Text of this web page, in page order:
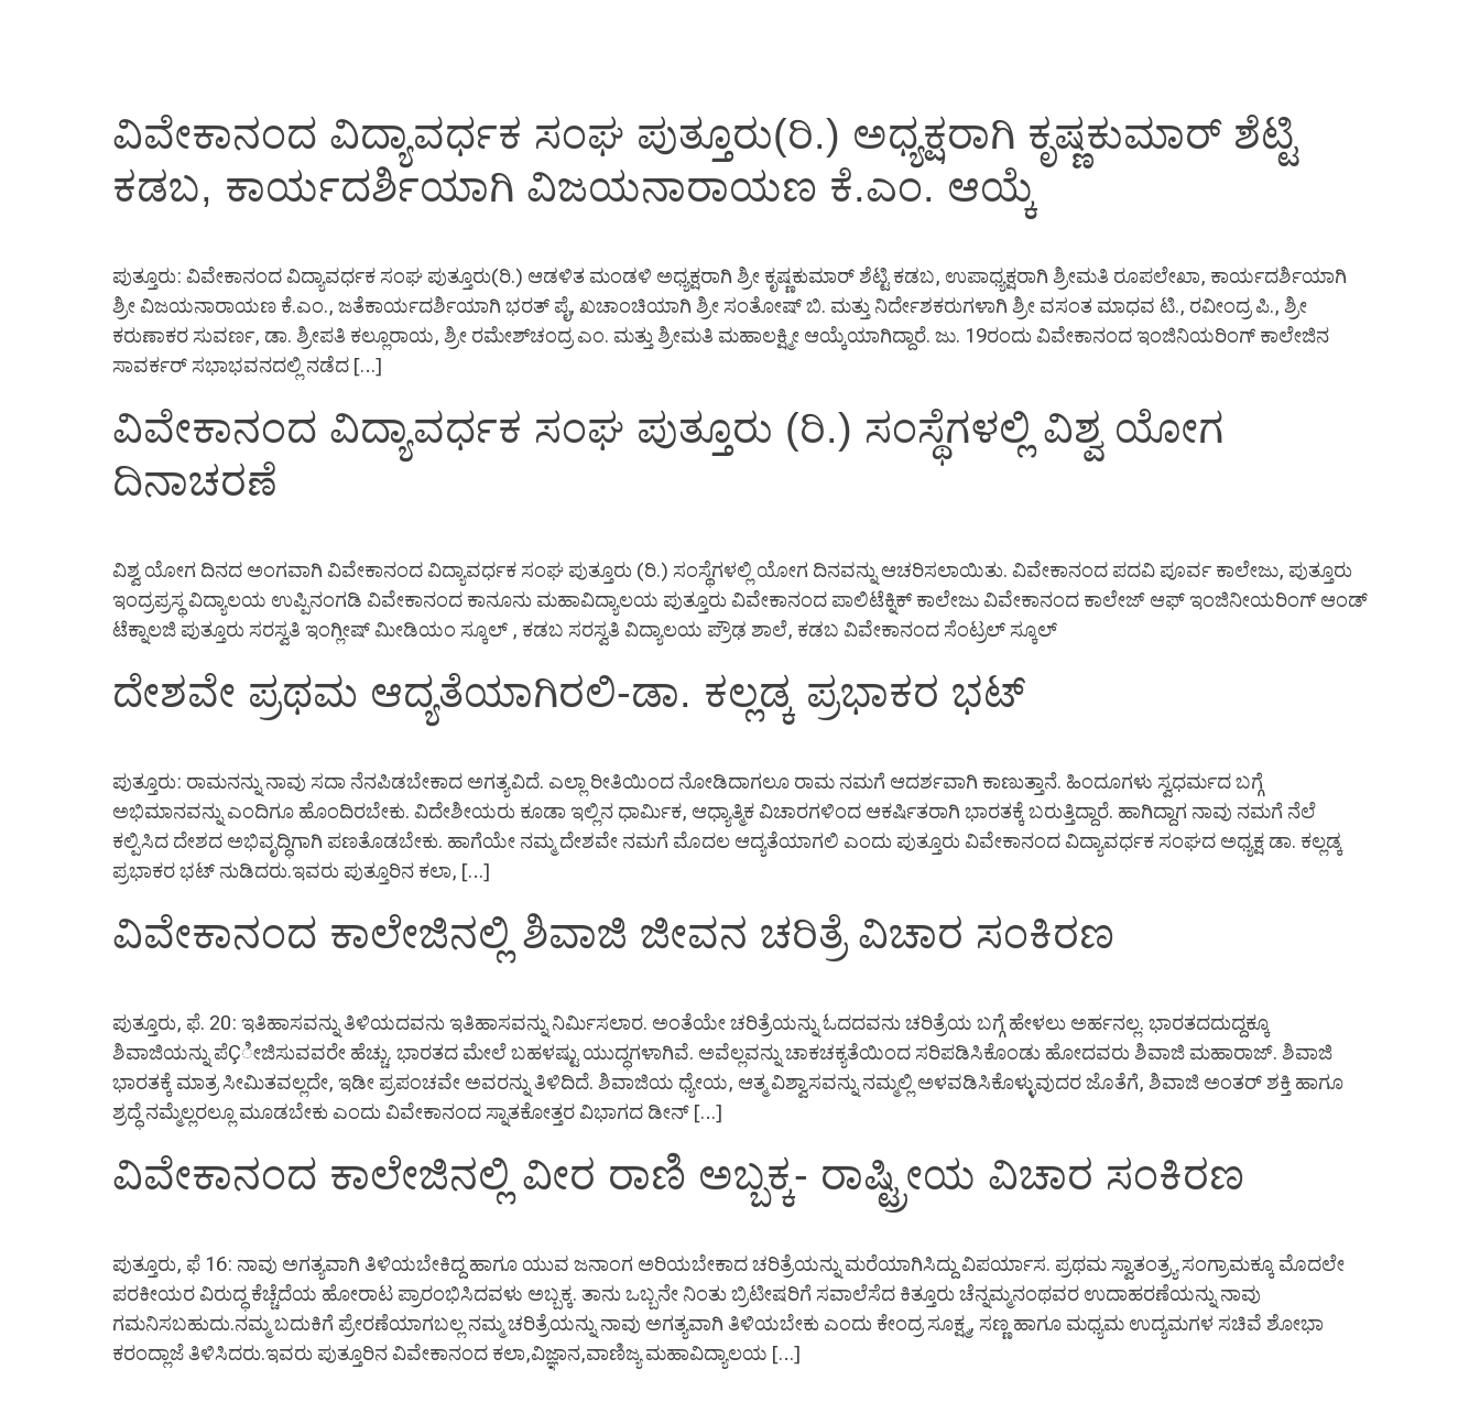
ವಿವೇಕಾನಂದ ವಿದ್ಯಾವರ್ಧಕ ಸಂಘ ಪುತ್ತೂರು(ರಿ.) ಅಧ್ಯಕ್ಷರಾಗಿ ಕೃಷ್ಣಕುಮಾರ್ ಶೆಟ್ಟಿ
ಕಡಬ, ಕಾರ್ಯದರ್ಶಿಯಾಗಿ ವಿಜಯನಾರಾಯಣ ಕೆ.ಎಂ. ಆಯ್ಕೆ
ಪುತ್ತೂರು: ವಿವೇಕಾನಂದ ವಿದ್ಯಾವರ್ಧಕ ಸಂಘ ಪುತ್ತೂರು(ರಿ.) ಆಡಳಿತ ಮಂಡಳಿ ಅಧ್ಯಕ್ಷರಾಗಿ ಶ್ರೀ ಕೃಷ್ಣಕುಮಾರ್ ಶೆಟ್ಟಿ ಕಡಬ, ಉಪಾಧ್ಯಕ್ಷರಾಗಿ ಶ್ರೀಮತಿ ರೂಪಲೇಖಾ, ಕಾರ್ಯದರ್ಶಿಯಾಗಿ
ಶ್ರೀ ವಿಜಯನಾರಾಯಣ ಕೆ.ಎಂ., ಜತೆಕಾರ್ಯದರ್ಶಿಯಾಗಿ ಭರತ್ ಪೈ, ಖಚಾಂಚಿಯಾಗಿ ಶ್ರೀ ಸಂತೋಷ್ ಬಿ. ಮತ್ತು ನಿರ್ದೇಶಕರುಗಳಾಗಿ ಶ್ರೀ ವಸಂತ ಮಾಧವ ಟಿ., ರವೀಂದ್ರ ಪಿ., ಶ್ರೀ
ಕರುಣಾಕರ ಸುವರ್ಣ, ಡಾ. ಶ್ರೀಪತಿ ಕಲ್ಲೂರಾಯ, ಶ್ರೀ ರಮೇಶ್‍ಚಂದ್ರ ಎಂ. ಮತ್ತು ಶ್ರೀಮತಿ ಮಹಾಲಕ್ಷ್ಮೀ ಆಯ್ಕೆಯಾಗಿದ್ದಾರೆ. ಜು. 19ರಂದು ವಿವೇಕಾನಂದ ಇಂಜಿನಿಯರಿಂಗ್ ಕಾಲೇಜಿನ
ಸಾವರ್ಕರ್ ಸಭಾಭವನದಲ್ಲಿ ನಡೆದ […]
ವಿವೇಕಾನಂದ ವಿದ್ಯಾವರ್ಧಕ ಸಂಘ ಪುತ್ತೂರು (ರಿ.) ಸಂಸ್ಥೆಗಳಲ್ಲಿ ವಿಶ್ವ ಯೋಗ
ದಿನಾಚರಣೆ
ವಿಶ್ವ ಯೋಗ ದಿನದ ಅಂಗವಾಗಿ ವಿವೇಕಾನಂದ ವಿದ್ಯಾವರ್ಧಕ ಸಂಘ ಪುತ್ತೂರು (ರಿ.) ಸಂಸ್ಥೆಗಳಲ್ಲಿ ಯೋಗ ದಿನವನ್ನು ಆಚರಿಸಲಾಯಿತು. ವಿವೇಕಾನಂದ ಪದವಿ ಪೂರ್ವ ಕಾಲೇಜು, ಪುತ್ತೂರು
ಇಂದ್ರಪ್ರಸ್ಥ ವಿದ್ಯಾಲಯ ಉಪ್ಪಿನಂಗಡಿ ವಿವೇಕಾನಂದ ಕಾನೂನು ಮಹಾವಿದ್ಯಾಲಯ ಪುತ್ತೂರು ವಿವೇಕಾನಂದ ಪಾಲಿಟೆಕ್ನಿಕ್ ಕಾಲೇಜು ವಿವೇಕಾನಂದ ಕಾಲೇಜ್ ಆಫ್ ಇಂಜಿನೀಯರಿಂಗ್ ಆಂಡ್
ಟೆಕ್ನಾಲಜಿ ಪುತ್ತೂರು ಸರಸ್ವತಿ ಇಂಗ್ಲೀಷ್ ಮೀಡಿಯಂ ಸ್ಕೂಲ್ , ಕಡಬ ಸರಸ್ವತಿ ವಿದ್ಯಾಲಯ ಪ್ರೌಢ ಶಾಲೆ, ಕಡಬ ವಿವೇಕಾನಂದ ಸೆಂಟ್ರಲ್ ಸ್ಕೂಲ್
ದೇಶವೇ ಪ್ರಥಮ ಆದ್ಯತೆಯಾಗಿರಲಿ-ಡಾ. ಕಲ್ಲಡ್ಕ ಪ್ರಭಾಕರ ಭಟ್
ಪುತ್ತೂರು: ರಾಮನನ್ನು ನಾವು ಸದಾ ನೆನಪಿಡಬೇಕಾದ ಅಗತ್ಯವಿದೆ. ಎಲ್ಲಾ ರೀತಿಯಿಂದ ನೋಡಿದಾಗಲೂ ರಾಮ ನಮಗೆ ಆದರ್ಶವಾಗಿ ಕಾಣುತ್ತಾನೆ. ಹಿಂದೂಗಳು ಸ್ವಧರ್ಮದ ಬಗ್ಗೆ
ಅಭಿಮಾನವನ್ನು ಎಂದಿಗೂ ಹೊಂದಿರಬೇಕು. ವಿದೇಶೀಯರು ಕೂಡಾ ಇಲ್ಲಿನ ಧಾರ್ಮಿಕ, ಆಧ್ಯಾತ್ಮಿಕ ವಿಚಾರಗಳಿಂದ ಆಕರ್ಷಿತರಾಗಿ ಭಾರತಕ್ಕೆ ಬರುತ್ತಿದ್ದಾರೆ. ಹಾಗಿದ್ದಾಗ ನಾವು ನಮಗೆ ನೆಲೆ
ಕಲ್ಪಿಸಿದ ದೇಶದ ಅಭಿವೃದ್ಧಿಗಾಗಿ ಪಣತೊಡಬೇಕು. ಹಾಗೆಯೇ ನಮ್ಮ ದೇಶವೇ ನಮಗೆ ಮೊದಲ ಆದ್ಯತೆಯಾಗಲಿ ಎಂದು ಪುತ್ತೂರು ವಿವೇಕಾನಂದ ವಿದ್ಯಾವರ್ಧಕ ಸಂಘದ ಅಧ್ಯಕ್ಷ ಡಾ. ಕಲ್ಲಡ್ಕ
ಪ್ರಭಾಕರ ಭಟ್ ನುಡಿದರು.ಇವರು ಪುತ್ತೂರಿನ ಕಲಾ, […]
ವಿವೇಕಾನಂದ ಕಾಲೇಜಿನಲ್ಲಿ ಶಿವಾಜಿ ಜೀವನ ಚರಿತ್ರೆ ವಿಚಾರ ಸಂಕಿರಣ
ಪುತ್ತೂರು, ಫೆ. 20: ಇತಿಹಾಸವನ್ನು ತಿಳಿಯದವನು ಇತಿಹಾಸವನ್ನು ನಿರ್ಮಿಸಲಾರ. ಅಂತೆಯೇ ಚರಿತ್ರೆಯನ್ನು ಓದದವನು ಚರಿತ್ರೆಯ ಬಗ್ಗೆ ಹೇಳಲು ಅರ್ಹನಲ್ಲ. ಭಾರತದದುದ್ದಕ್ಕೂ
ಶಿವಾಜಿಯನ್ನು ಪೆÇೀಜಿಸುವವರೇ ಹೆಚ್ಚು. ಭಾರತದ ಮೇಲೆ ಬಹಳಷ್ಟು ಯುದ್ಧಗಳಾಗಿವೆ. ಅವೆಲ್ಲವನ್ನು ಚಾಕಚಕ್ಯತೆಯಿಂದ ಸರಿಪಡಿಸಿಕೊಂಡು ಹೋದವರು ಶಿವಾಜಿ ಮಹಾರಾಜ್. ಶಿವಾಜಿ
ಭಾರತಕ್ಕೆ ಮಾತ್ರ ಸೀಮಿತವಲ್ಲದೇ, ಇಡೀ ಪ್ರಪಂಚವೇ ಅವರನ್ನು ತಿಳಿದಿದೆ. ಶಿವಾಜಿಯ ಧ್ಯೇಯ, ಆತ್ಮ ವಿಶ್ವಾಸವನ್ನು ನಮ್ಮಲ್ಲಿ ಅಳವಡಿಸಿಕೊಳ್ಳುವುದರ ಜೊತೆಗೆ, ಶಿವಾಜಿ ಅಂತರ್ ಶಕ್ತಿ ಹಾಗೂ
ಶ್ರದ್ಧೆ ನಮ್ಮೆಲ್ಲರಲ್ಲೂ ಮೂಡಬೇಕು ಎಂದು ವಿವೇಕಾನಂದ ಸ್ನಾತಕೋತ್ತರ ವಿಭಾಗದ ಡೀನ್ […]
ವಿವೇಕಾನಂದ ಕಾಲೇಜಿನಲ್ಲಿ ವೀರ ರಾಣಿ ಅಬ್ಬಕ್ಕ- ರಾಷ್ಟ್ರೀಯ ವಿಚಾರ ಸಂಕಿರಣ
ಪುತ್ತೂರು, ಫೆ 16: ನಾವು ಅಗತ್ಯವಾಗಿ ತಿಳಿಯಬೇಕಿದ್ದ ಹಾಗೂ ಯುವ ಜನಾಂಗ ಅರಿಯಬೇಕಾದ ಚರಿತ್ರೆಯನ್ನು ಮರೆಯಾಗಿಸಿದ್ದು ವಿಪರ್ಯಾಸ. ಪ್ರಥಮ ಸ್ವಾತಂತ್ರ್ಯ ಸಂಗ್ರಾಮಕ್ಕೂ ಮೊದಲೇ
ಪರಕೀಯರ ವಿರುದ್ಧ ಕೆಚ್ಚೆದೆಯ ಹೋರಾಟ ಪ್ರಾರಂಭಿಸಿದವಳು ಅಬ್ಬಕ್ಕ. ತಾನು ಒಬ್ಬನೇ ನಿಂತು ಬ್ರಿಟೀಷರಿಗೆ ಸವಾಲೆಸೆದ ಕಿತ್ತೂರು ಚೆನ್ನಮ್ಮನಂಥವರ ಉದಾಹರಣೆಯನ್ನು ನಾವು
ಗಮನಿಸಬಹುದು.ನಮ್ಮ ಬದುಕಿಗೆ ಪ್ರೇರಣೆಯಾಗಬಲ್ಲ ನಮ್ಮ ಚರಿತ್ರೆಯನ್ನು ನಾವು ಅಗತ್ಯವಾಗಿ ತಿಳಿಯಬೇಕು ಎಂದು ಕೇಂದ್ರ ಸೂಕ್ಷ್ಮ, ಸಣ್ಣ ಹಾಗೂ ಮಧ್ಯಮ ಉದ್ಯಮಗಳ ಸಚಿವೆ ಶೋಭಾ
ಕರಂದ್ಲಾಜೆ ತಿಳಿಸಿದರು.ಇವರು ಪುತ್ತೂರಿನ ವಿವೇಕಾನಂದ ಕಲಾ,ವಿಜ್ಞಾನ,ವಾಣಿಜ್ಯ ಮಹಾವಿದ್ಯಾಲಯ […]